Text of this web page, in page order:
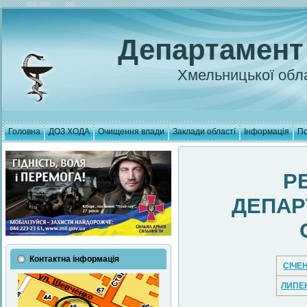
Хмельницької
Головна ДОЗ ХОДА Очищення влади Заклади області Інформація
Контактна інформація